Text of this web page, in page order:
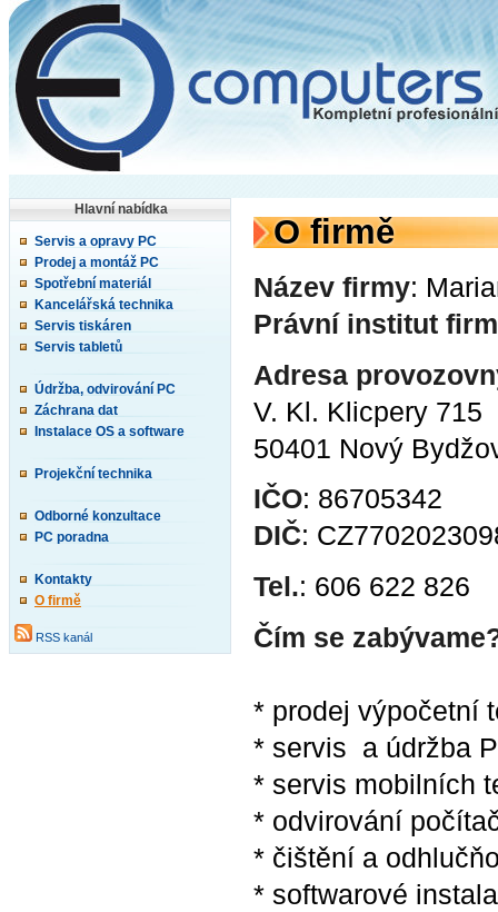
O firmě
Název firmy:
Právní institut
Adresa
V. Kl. Klicpery 715
50401 Nový
IČO: 86705342
DIČ:
Tel.: 606 622 826
Čím se
* prodej výpočetní
* servis a údržba
* servis mobilních
* odvirování
* čištění a
* softwarové
Hlavní nabídka
Servis a opravy PC
Prodej a montáž PC
Spotřební materiál
Kancelářská technika
Servis tiskáren
Servis tabletů
Údržba, odvirování PC
Záchrana dat
Instalace OS a software
Projekční technika
Odborné konzultace
PC poradna
Kontakty
O firmě
RSS kanál